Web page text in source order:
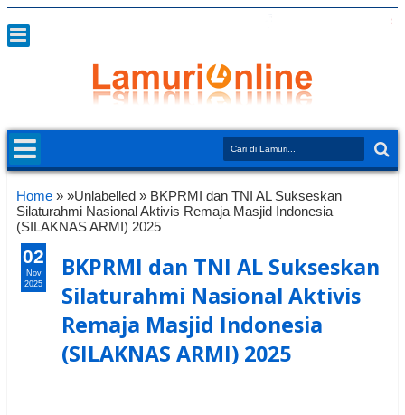
Home » »Unlabelled » BKPRMI dan TNI AL Sukseskan
Silaturahmi Nasional Aktivis Remaja Masjid Indonesia
(SILAKNAS ARMI) 2025
BKPRMI dan TNI AL Sukseskan
Silaturahmi Nasional Aktivis
Remaja Masjid Indonesia
(SILAKNAS ARMI) 2025
02
Nov
2025